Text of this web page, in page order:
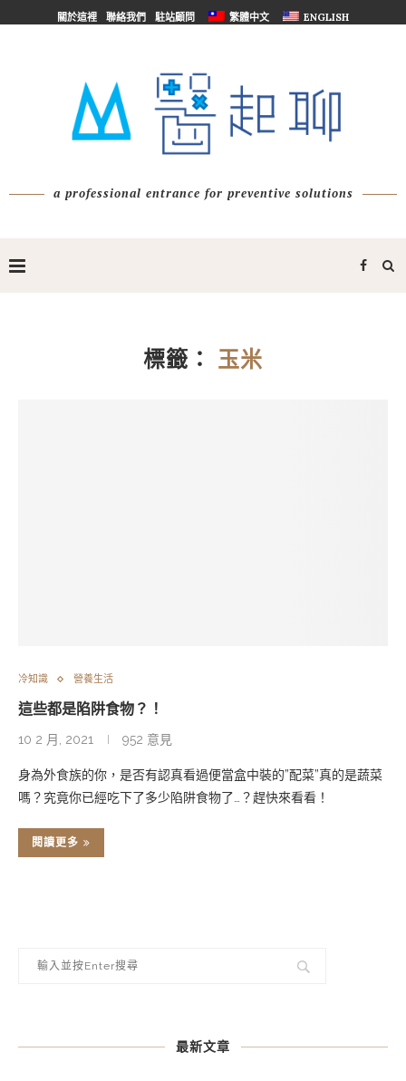
關於這裡 聯絡我們 駐站顧問 繁體中文 ENGLISH
a professional entrance for preventive solutions
標籤： 玉米
冷知識 營養生活
這些都是陷阱食物？！
10 2 月, 2021 952 意見
身為外食族的你，是否有認真看過便當盒中裝的”配菜”真的是蔬菜
嗎？究竟你已經吃下了多少陷阱食物了…？趕快來看看！
閱讀更多
最新文章